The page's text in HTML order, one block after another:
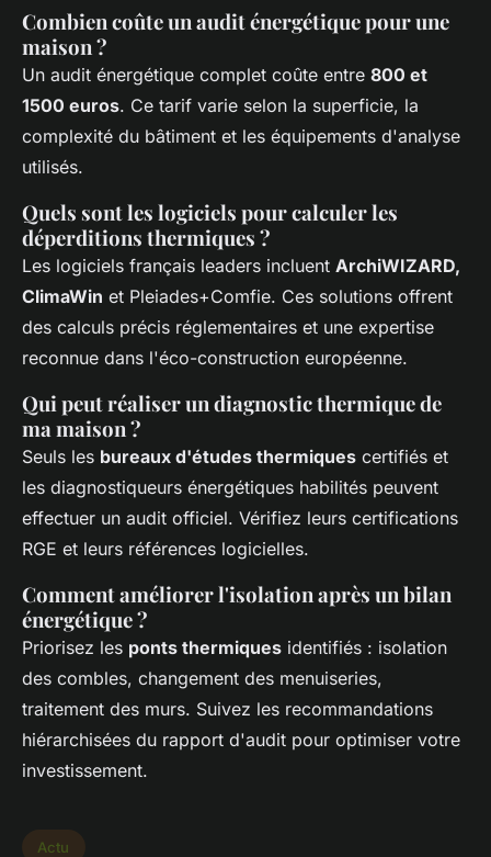
Combien coûte un audit énergétique pour une
maison ?
Un audit énergétique complet coûte entre 800 et
1500 euros. Ce tarif varie selon la superficie, la
complexité du bâtiment et les équipements d'analyse
utilisés.
Quels sont les logiciels pour calculer les
déperditions thermiques ?
Les logiciels français leaders incluent ArchiWIZARD,
ClimaWin et Pleiades+Comfie. Ces solutions offrent
des calculs précis réglementaires et une expertise
reconnue dans l'éco-construction européenne.
Qui peut réaliser un diagnostic thermique de
ma maison ?
Seuls les bureaux d'études thermiques certifiés et
les diagnostiqueurs énergétiques habilités peuvent
effectuer un audit officiel. Vérifiez leurs certifications
RGE et leurs références logicielles.
Comment améliorer l'isolation après un bilan
énergétique ?
Priorisez les ponts thermiques identifiés : isolation
des combles, changement des menuiseries,
traitement des murs. Suivez les recommandations
hiérarchisées du rapport d'audit pour optimiser votre
investissement.
Actu